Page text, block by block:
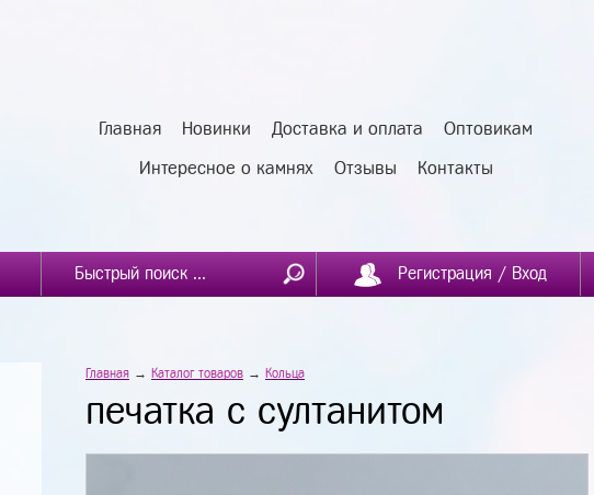
Главная Новинки Доставка и оплата Оптовикам
Интересное о камнях Отзывы Контакты
Регистрация / Вход
Главная → Каталог товаров → Кольца
печатка с султанитом